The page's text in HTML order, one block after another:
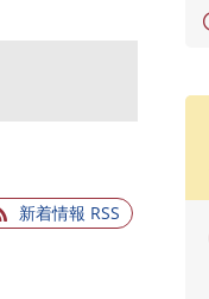
新着情報 RSS